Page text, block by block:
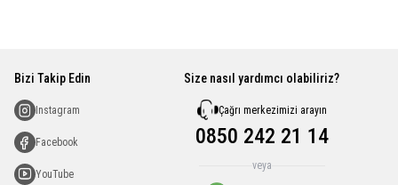
Bizi Takip Edin
Instagram
Facebook
YouTube
Size nasıl yardımcı olabiliriz?
Çağrı merkezimizi arayın
0850 242 21 14
veya